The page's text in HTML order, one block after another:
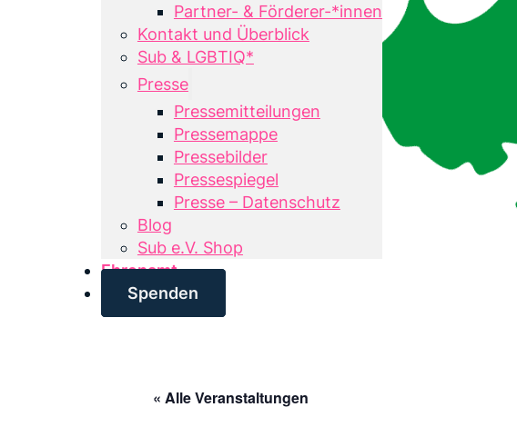
Partner- & Förderer-*innen
Kontakt und Überblick
Sub & LGBTIQ*
Presse
Pressemitteilungen
Pressemappe
Pressebilder
Pressespiegel
Presse – Datenschutz
Blog
Sub e.V. Shop
Ehrenamt
Spenden
« Alle Veranstaltungen